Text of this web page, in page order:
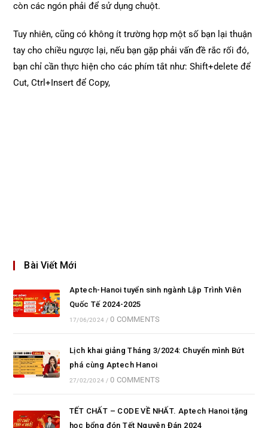
còn các ngón phải để sử dụng chuột.
Tuy nhiên, cũng có không ít trường hợp một số bạn lại thuận
tay cho chiều ngược lại, nếu bạn gặp phải vấn đề rắc rối đó,
bạn chỉ cần thực hiện cho các phím tắt như: Shift+delete để
Cut, Ctrl+Insert để Copy,
Bài Viết Mới
Aptech-Hanoi tuyển sinh ngành Lập Trình Viên
Quốc Tế 2024-2025
17/06/2024 / 0 COMMENTS
Lịch khai giảng Tháng 3/2024: Chuyển mình Bứt
phá cùng Aptech Hanoi
27/02/2024 / 0 COMMENTS
TẾT CHẤT – CODE VỀ NHẤT. Aptech Hanoi tặng
học bổng đón Tết Nguyên Đán 2024